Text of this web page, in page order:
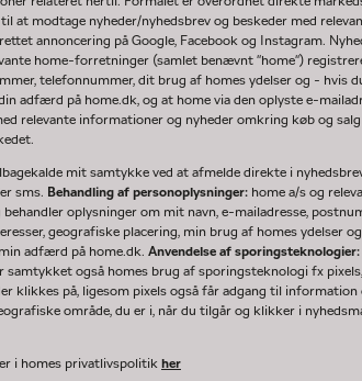
at modtage nyheder/nyhedsbrev og beskeder med
annoncering på Google, Facebook og Instagram.
home-forretninger (samlet benævnt "home")
telefonnummer, dit brug af homes ydelser og - hvis
adfærd på home.dk, og at home via den oplyste e-
relevante informationer og nyheder omkring køb og salg
mit samtykke ved at afmelde direkte i
sms. Behandling af personoplysninger: home a/s og
oplysninger om mit navn, e-mailadresse,
geografiske placering, min brug af homes ydelser
adfærd på home.dk. Anvendelse af sporingsteknologier:
også homes brug af sporingsteknologi fx pixels,
klikkes på, ligesom pixels også får adgang til information
område, du er i, når du tilgår og klikker i
i homes privatlivspolitik her